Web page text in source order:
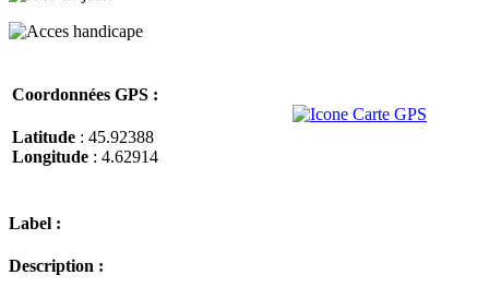
Coordonnées GPS :
Latitude : 45.92388
Longitude : 4.62914
Label :
Description :